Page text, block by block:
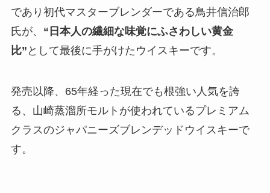
であり初代マスターブレンダーである鳥井信治郎
氏が、 “日本人の繊細な味覚にふさわしい黄金
比” として最後に手がけたウイスキーです。
発売以降、65年経った現在でも根強い人気を誇
る、山崎蒸溜所モルトが使われているプレミアム
クラスのジャパニーズブレンデッドウイスキーで
す。